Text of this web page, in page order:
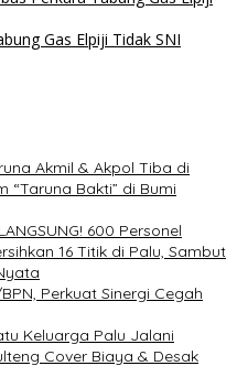
Gas Elpiji Tidak SNI
Akmil & Akpol Tiba di
“Taruna Bakti” di Bumi
600 Personel
16 Titik di Palu, Sambut
Perkuat Sinergi Cegah
Keluarga Palu Jalani
Cover Biaya & Desak